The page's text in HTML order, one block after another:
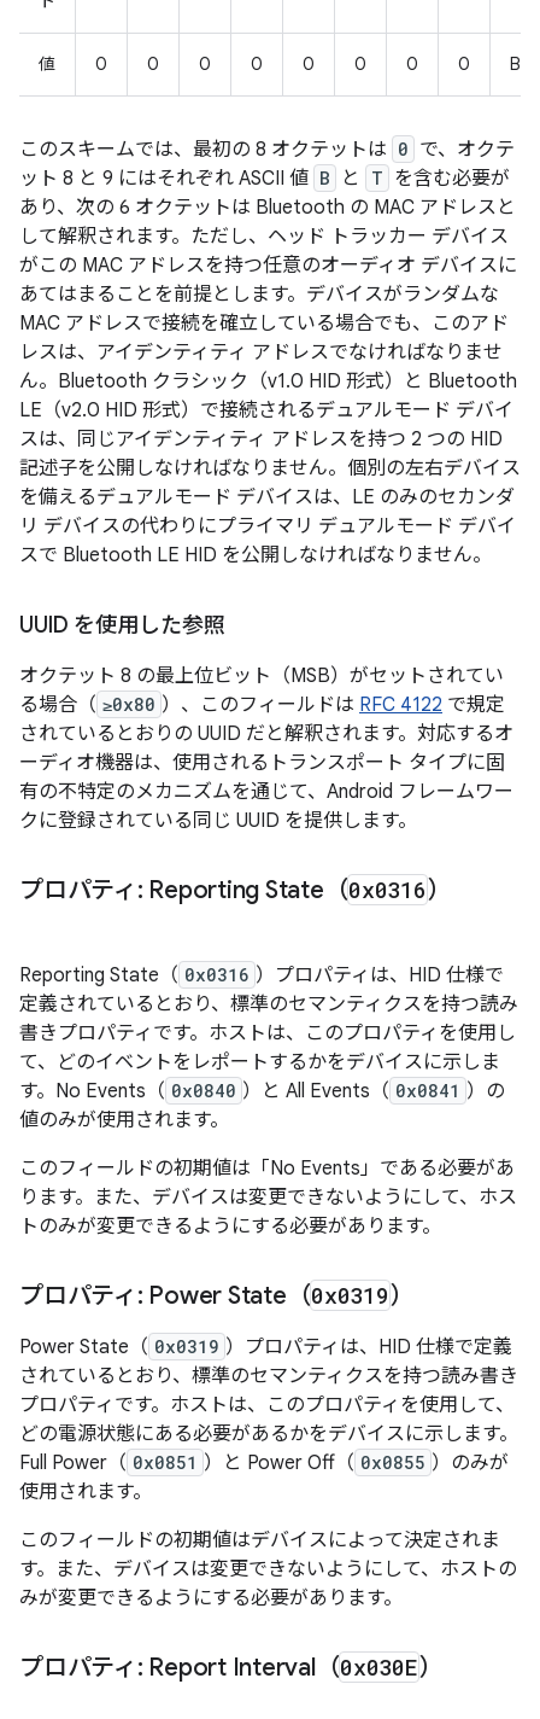
値 0 0 0 0 0 0 0 0 B
このスキームでは、最初の 8 オクテットは 0 で、オクテ
ット 8 と 9 にはそれぞれ ASCII 値 B と T を含む必要が
あり、次の 6 オクテットは Bluetooth の MAC アドレスと
して解釈されます。ただし、ヘッド トラッカー デバイス
がこの MAC アドレスを持つ任意のオーディオ デバイスに
あてはまることを前提とします。デバイスがランダムな
MAC アドレスで接続を確立している場合でも、このアド
レスは、アイデンティティ アドレスでなければなりませ
ん。Bluetooth クラシック（v1.0 HID 形式）と Bluetooth
LE（v2.0 HID 形式）で接続されるデュアルモード デバイ
スは、同じアイデンティティ アドレスを持つ 2 つの HID
記述子を公開しなければなりません。個別の左右デバイス
を備えるデュアルモード デバイスは、LE のみのセカンダ
リ デバイスの代わりにプライマリ デュアルモード デバイ
スで Bluetooth LE HID を公開しなければなりません。
UUID を使用した参照
オクテット 8 の最上位ビット（MSB）がセットされてい
る場合（ ≥0x80 ）、このフィールドは RFC 4122 で規定
されているとおりの UUID だと解釈されます。対応するオ
ーディオ機器は、使用されるトランスポート タイプに固
有の不特定のメカニズムを通じて、Android フレームワー
クに登録されている同じ UUID を提供します。
プロパティ: Reporting State（0x0316）
Reporting State（ 0x0316 ）プロパティは、HID 仕様で
定義されているとおり、標準のセマンティクスを持つ読み
書きプロパティです。ホストは、このプロパティを使用し
て、どのイベントをレポートするかをデバイスに示しま
す。No Events（ 0x0840 ）と All Events（ 0x0841 ）の
値のみが使用されます。
このフィールドの初期値は「No Events」である必要があ
ります。また、デバイスは変更できないようにして、ホス
トのみが変更できるようにする必要があります。
プロパティ: Power State（0x0319）
Power State（ 0x0319 ）プロパティは、HID 仕様で定義
されているとおり、標準のセマンティクスを持つ読み書き
プロパティです。ホストは、このプロパティを使用して、
どの電源状態にある必要があるかをデバイスに示します。
Full Power（ 0x0851 ）と Power Off（ 0x0855 ）のみが
使用されます。
このフィールドの初期値はデバイスによって決定されま
す。また、デバイスは変更できないようにして、ホストの
みが変更できるようにする必要があります。
プロパティ: Report Interval（0x030E）